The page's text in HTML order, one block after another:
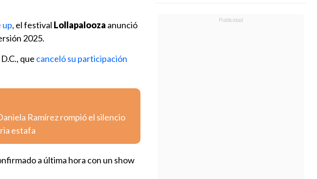
up, el festival Lollapalooza anunció
2025.
que canceló su participación
Ramírez rompió el silencio
estafa
a última hora con un show